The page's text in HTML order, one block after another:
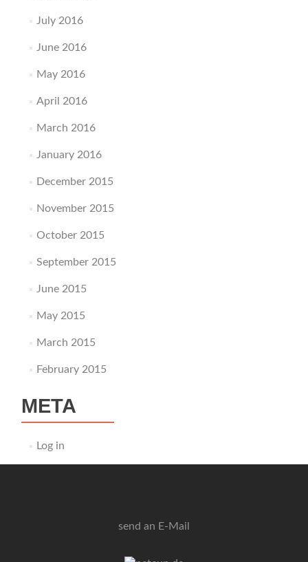
July 2016
June 2016
May 2016
April 2016
March 2016
January 2016
December 2015
November 2015
October 2015
September 2015
June 2015
May 2015
March 2015
February 2015
META
Log in
send an E-Mail